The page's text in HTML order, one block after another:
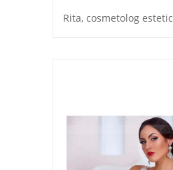
Rita, cosmetolog estetic